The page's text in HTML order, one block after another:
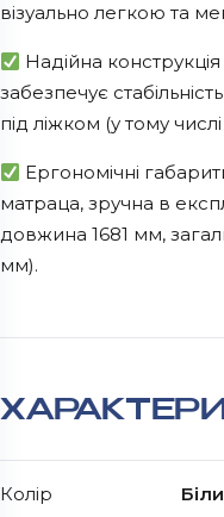
візуально легкою та
Надійна
забезпечує
під ліжком (у тому
Ергономічні
матраца, зручна в
довжина 1681 мм,
мм).
Колір